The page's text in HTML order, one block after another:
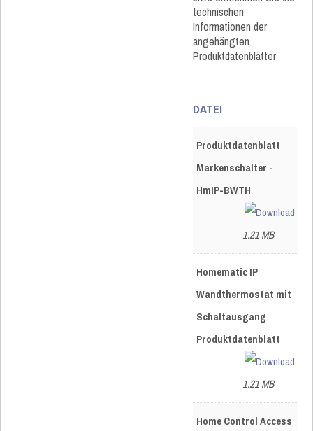
technischen
Informationen der
angehängten
Produktdatenblätter
DATEI
Produktdatenblatt
Markenschalter -
HmIP-BWTH
1.21 MB
Homematic IP
Wandthermostat mit
Schaltausgang
Produktdatenblatt
1.21 MB
Home Control Access